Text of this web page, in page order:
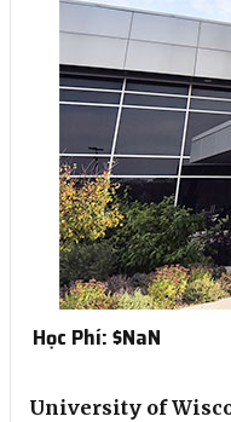
Học Phí: $NaN
University of